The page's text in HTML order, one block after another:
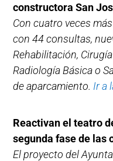
constructora San
Con cuatro veces
con 44 consultas,
Rehabilitación,
Radiología Básica o
de aparcamiento. Ir a
Reactivan el teatro
segunda fase de las
El proyecto del